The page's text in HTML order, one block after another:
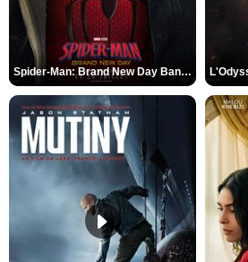
Spider-Man: Brand New Day Bande-annonce VO STFR